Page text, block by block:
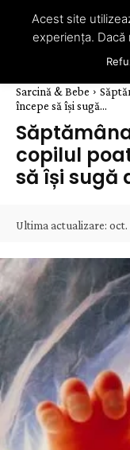
Sarcină & Bebe
începe să își sugă...
copilul
să își sugă
Ultima actualizare: oct.
Acest site
experiența.